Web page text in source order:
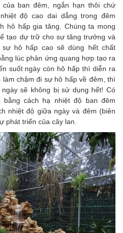
ban đêm, ngắn hạn thôi chứ
độ cao dai dẳng trong đêm
hô hấp gia tăng. Chúng ta mong
tạo dự trữ cho sự tăng trưởng và
hô hấp cao sẽ dùng hết chất
lúc phản ứng quang hợp tạo ra
suốt ngày còn hô hấp thì diễn ra
chậm đi sự hô hấp về đêm, thì
sẽ không bị sử dụng hết! Có
cách hạ nhiệt độ ban đêm
nhiệt độ giữa ngày và đêm (biên
phát triển của cây lan.